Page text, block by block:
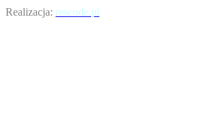
Realizacja: rescode.pl